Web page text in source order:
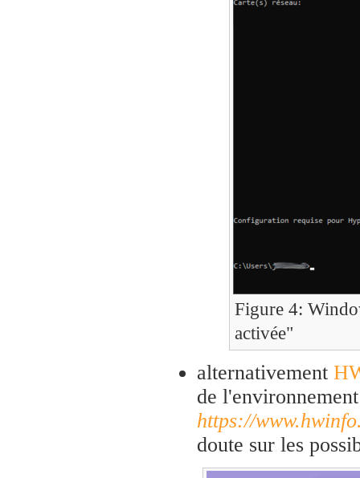
Figure 4:
activée"
alternativement
de
https://
doute sur les